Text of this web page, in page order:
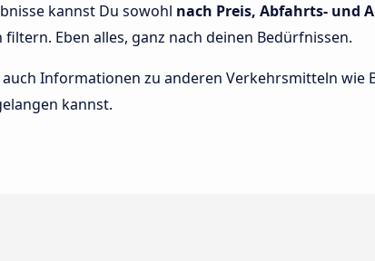
kannst Du sowohl nach Preis, Abfahrts- und
Eben alles, ganz nach deinen Bedürfnissen.
Informationen zu anderen Verkehrsmitteln wie
kannst.